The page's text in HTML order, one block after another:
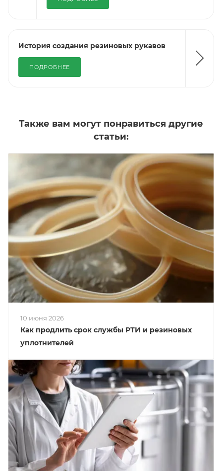
История создания резиновых рукавов
ПОДРОБНЕЕ
Также вам могут понравиться другие
статьи:
10 июня 2026
Как продлить срок службы РТИ и резиновых
уплотнителей